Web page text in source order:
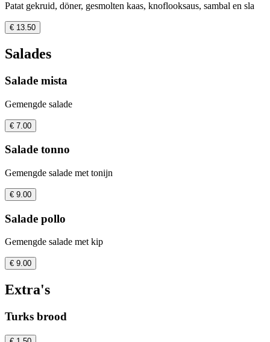
Patat gekruid, döner, gesmolten kaas, knoflooksaus, sambal en sla
€ 13.50
Salades
Salade mista
Gemengde salade
€ 7.00
Salade tonno
Gemengde salade met tonijn
€ 9.00
Salade pollo
Gemengde salade met kip
€ 9.00
Extra's
Turks brood